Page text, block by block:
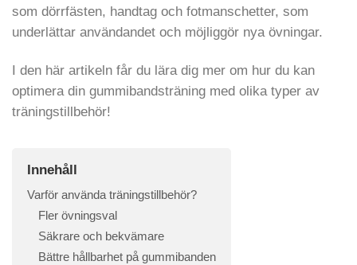
som dörrfästen, handtag och fotmanschetter, som
underlättar användandet och möjliggör nya övningar.
I den här artikeln får du lära dig mer om hur du kan
optimera din gummibandsträning med olika typer av
träningstillbehör!
Innehåll
Varför använda träningstillbehör?
Fler övningsval
Säkrare och bekvämare
Bättre hållbarhet på gummibanden